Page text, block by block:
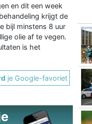
en dit een week
krijgt de
bijl minstens 8 uur
olie af te vegen.
is het
je Google-favoriet